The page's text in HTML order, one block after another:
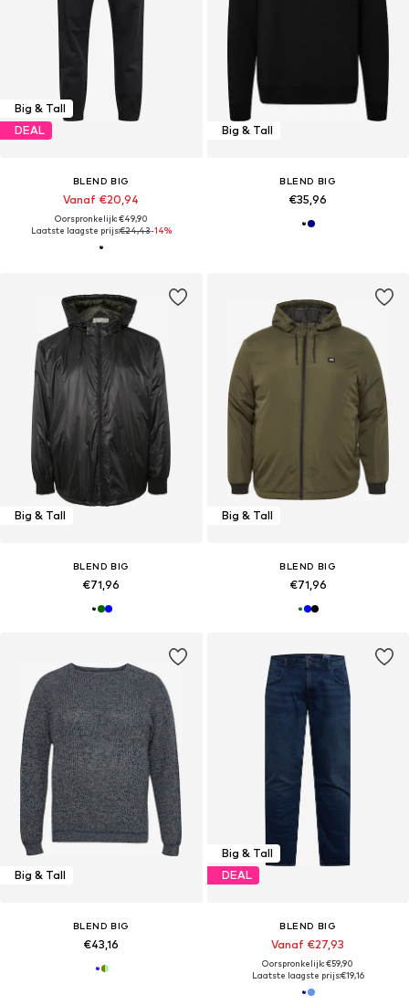
Big & Tall
DEAL
BLEND BIG
Vanaf €20,94
Oorspronkelijk: €49,90
Laatste laagste prijs:€24,43-14%
Big & Tall
BLEND BIG
€35,96
Big & Tall
BLEND BIG
€71,96
Big & Tall
BLEND BIG
€71,96
Big & Tall
BLEND BIG
€43,16
Big & Tall
DEAL
BLEND BIG
Vanaf €27,93
Oorspronkelijk: €59,90
Laatste laagste prijs:€19,16